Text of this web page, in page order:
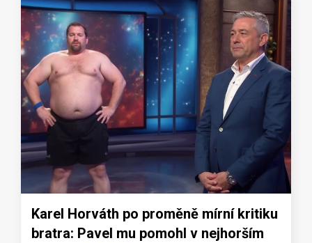
Karel Horváth po proměně mírní kritiku
bratra: Pavel mu pomohl v nejhorším